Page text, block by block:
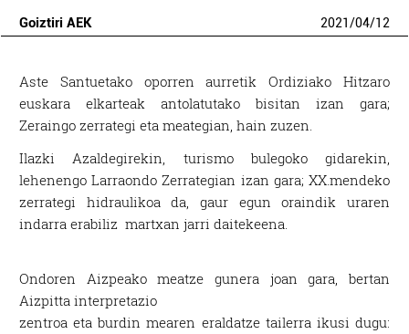
Goiztiri AEK 2021/04/12
Aste Santuetako oporren aurretik Ordiziako Hitzaro
euskara elkarteak antolatutako bisitan izan gara;
Zeraingo zerrategi eta meategian, hain zuzen.
Ilazki Azaldegirekin, turismo bulegoko gidarekin,
lehenengo Larraondo Zerrategian izan gara; XX.mendeko
zerrategi hidraulikoa da, gaur egun oraindik uraren
indarra erabiliz martxan jarri daitekeena.
Ondoren Aizpeako meatze gunera joan gara, bertan
Aizpitta interpretazio
zentroa eta burdin mearen eraldatze tailerra ikusi dugu: